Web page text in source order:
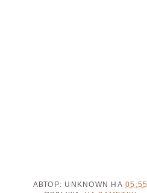
АВТОР: UNKNOWN НА05:55